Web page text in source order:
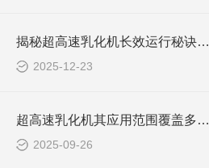
揭秘超高速乳化机长效运行秘诀：简单保养大不同！
2025-12-23
超高速乳化机其应用范围覆盖多个领域
2025-09-26